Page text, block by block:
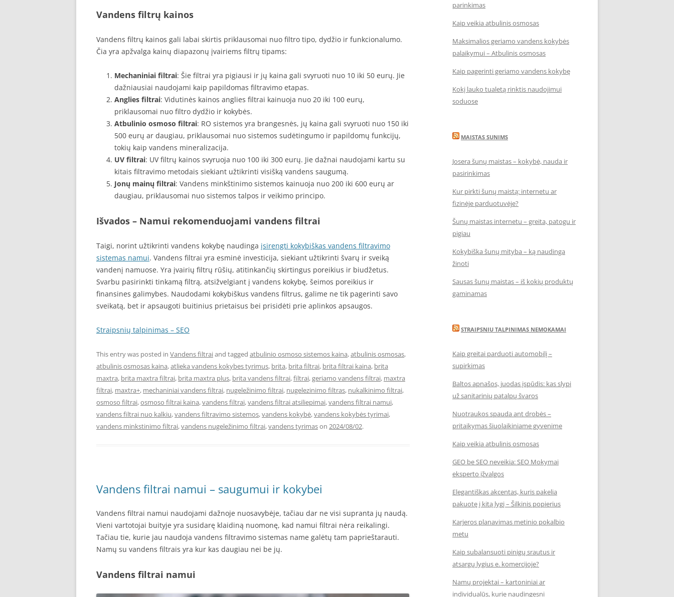
Vandens filtrų kainos
Vandens filtrų kainos gali labai skirtis priklausomai nuo filtro tipo, dydžio ir funkcionalumo.
Čia yra apžvalga kainų diapazonų įvairiems filtrų tipams:
Mechaniniai filtrai: Šie filtrai yra pigiausi ir jų kaina gali svyruoti nuo 10 iki 50 eurų. Jie
dažniausiai naudojami kaip papildomas filtravimo etapas.
Anglies filtrai: Vidutinės kainos anglies filtrai kainuoja nuo 20 iki 100 eurų,
priklausomai nuo filtro dydžio ir kokybės.
Atbulinio osmoso filtrai: RO sistemos yra brangesnės, jų kaina gali svyruoti nuo 150 iki
500 eurų ar daugiau, priklausomai nuo sistemos sudėtingumo ir papildomų funkcijų,
tokių kaip vandens mineralizacija.
UV filtrai: UV filtrų kainos svyruoja nuo 100 iki 300 eurų. Jie dažnai naudojami kartu su
kitais filtravimo metodais siekiant užtikrinti visišką vandens saugumą.
Jonų mainų filtrai: Vandens minkštinimo sistemos kainuoja nuo 200 iki 600 eurų ar
daugiau, priklausomai nuo sistemos talpos ir veikimo principo.
Išvados – Namui rekomenduojami vandens filtrai
Taigi, norint užtikrinti vandens kokybę naudinga įsirengti kokybiškas vandens filtravimo
sistemas namui. Vandens filtrai yra esminė investicija, siekiant užtikrinti švarų ir sveiką
vandenį namuose. Yra įvairių filtrų rūšių, atitinkančių skirtingus poreikius ir biudžetus.
Svarbu pasirinkti tinkamą filtrą, atsižvelgiant į vandens kokybę, šeimos poreikius ir
finansines galimybes. Naudodami kokybiškus vandens filtrus, galime ne tik pagerinti savo
sveikatą, bet ir apsaugoti buitinius prietaisus bei prisidėti prie aplinkos apsaugos.
Straipsnių talpinimas – SEO
This entry was posted in Vandens filtraiand tagged atbulinio osmoso sistemos kaina,atbulinis osmosas,
atbulinis osmosas kaina,atlieka vandens kokybes tyrimus, brita, brita filtrai, brita filtrai kaina, brita
maxtra, brita maxtra filtrai, brita maxtra plus, brita vandens filtrai,filtrai,geriamo vandens filtrai, maxtra
filtrai, maxtra+, mechaniniai vandens filtrai, nugeležinimo filtrai, nugelezinimo filtras, nukalkinimo filtrai,
osmoso filtrai,osmoso filtrai kaina,vandens filtrai,vandens filtrai atsiliepimai,vandens filtrai namui,
vandens filtrai nuo kalkiu,vandens filtravimo sistemos,vandens kokybė,vandens kokybės tyrimai,
vandens minkstinimo filtrai,vandens nugeležinimo filtrai,vandens tyrimason 2024/08/02.
Vandens filtrai namui – saugumui ir kokybei
Vandens filtrai namui naudojami dažnoje nuosavybėje, tačiau dar ne visi supranta jų naudą.
Vieni vartotojai buityje yra susidarę klaidiną nuomonę, kad namui filtrai nėra reikalingi.
Tačiau tie, kurie jau naudoja vandens filtravimo sistemas name galėtų tam paprieštarauti.
Namų su vandens filtrais yra kur kas daugiau nei be jų.
Vandens filtrai namui
parinkimas
Kaip veikia atbulinis osmosas
Maksimalios geriamo vandens kokybės
palaikymui – Atbulinis osmosas
Kaip pagerinti geriamo vandens kokybę
Kokį lauko tualetą rinktis naudojimui
soduose
MAISTAS SUNIMS
Josera šunų maistas – kokybė, nauda ir
pasirinkimas
Kur pirkti šunų maistą: internetu ar
fizinėje parduotuvėje?
Šunų maistas internetu – greita, patogu ir
pigiau
Kokybiška šunų mityba – ką naudinga
žinoti
Sausas šunų maistas – iš kokių produktų
gaminamas
STRAIPSNIU TALPINIMAS NEMOKAMAI
Kaip greitai parduoti automobilį –
supirkimas
Baltos apnašos, juodas įspūdis: kas slypi
už sanitarinių patalpų švaros
Nuotraukos spauda ant drobės –
pritaikymas šiuolaikiniame gyvenime
Kaip veikia atbulinis osmosas
GEO be SEO neveikia: SEO Mokymai
eksperto įžvalgos
Elegantiškas akcentas, kuris pakelia
pakuotę į kitą lygį – Šilkinis popierius
Karjeros planavimas metinio pokalbio
metu
Kaip subalansuoti pinigų srautus ir
atsargų lygius e. komercijoje?
Namų projektai – kartoniniai ar
individualūs, kurie naudingesni